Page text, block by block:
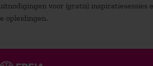
voor (gratis) inspiratiesessies
opleidingen.